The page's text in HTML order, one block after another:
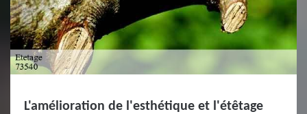
L'amélioration de l'esthétique et l'étêtage